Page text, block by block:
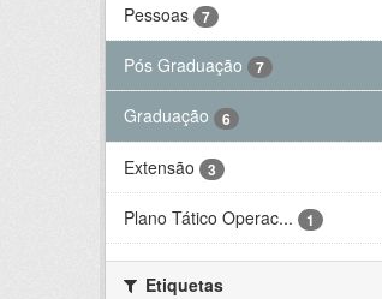
Pessoas 7
Pós Graduação 7
Graduação 6
Extensão 3
Plano Tático Operac... 1
Etiquetas